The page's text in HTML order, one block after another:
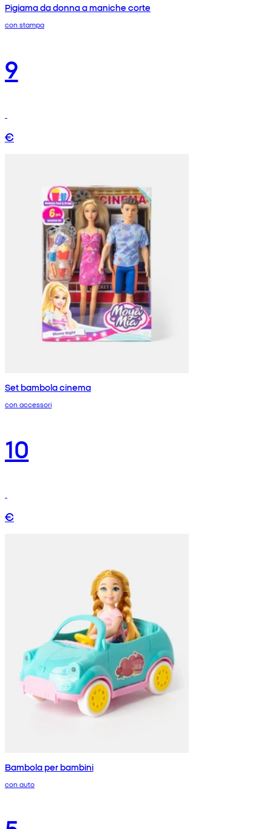
Pigiama da donna a maniche corte
con stampa
9
€
Set bambola cinema
con accessori
10
€
Bambola per bambini
con auto